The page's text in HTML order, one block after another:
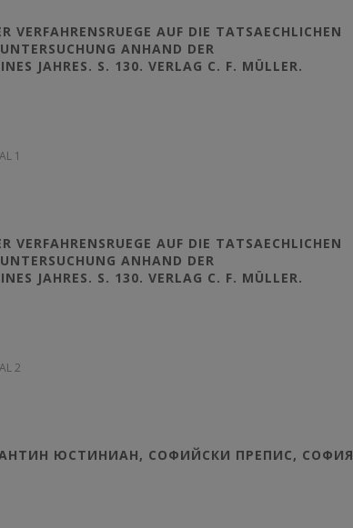
AUF DIE TATSAECHLICHEN
ANHAND DER
JAHRES. S. 130. VERLAG C. F. MÜLLER.
1
AUF DIE TATSAECHLICHEN
ANHAND DER
JAHRES. S. 130. VERLAG C. F. MÜLLER.
2
ЮСТИНИАН, СОФИЙСКИ ПРЕПИС, СОФИЯ